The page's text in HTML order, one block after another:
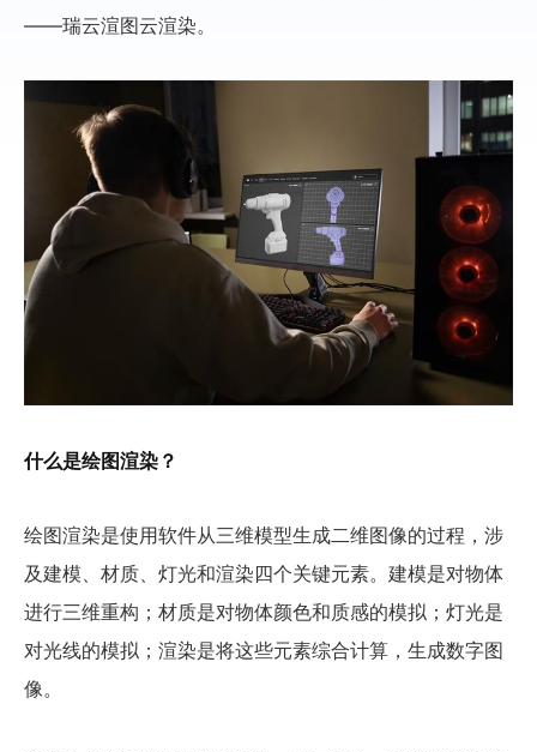
——瑞云渲图云渲染。
什么是绘图渲染？
绘图渲染是使用软件从三维模型生成二维图像的过程，涉
及建模、材质、灯光和渲染四个关键元素。建模是对物体
进行三维重构；材质是对物体颜色和质感的模拟；灯光是
对光线的模拟；渲染是将这些元素综合计算，生成数字图
像。